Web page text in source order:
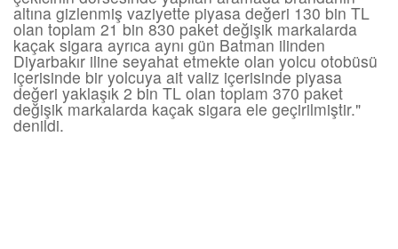
altına gizlenmiş vaziyette piyasa değeri 130 bin TL
olan toplam 21 bin 830 paket değişik markalarda
kaçak sigara ayrıca aynı gün Batman ilinden
Diyarbakır iline seyahat etmekte olan yolcu otobüsü
içerisinde bir yolcuya ait valiz içerisinde piyasa
değeri yaklaşık 2 bin TL olan toplam 370 paket
değişik markalarda kaçak sigara ele geçirilmiştir."
denildi.